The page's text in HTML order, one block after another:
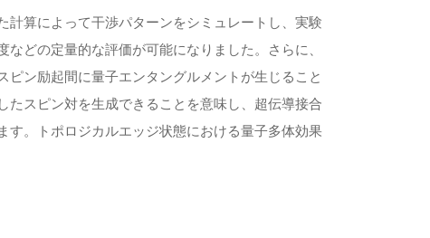
計算によって干渉パターンをシミュレートし、実験
どの定量的な評価が可能になりました。さらに、
ン励起間に量子エンタングルメントが生じること
たスピン対を生成できることを意味し、超伝導接合
す。トポロジカルエッジ状態における量子多体効果